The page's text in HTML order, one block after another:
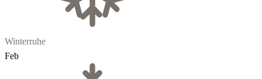
Winterruhe
Feb